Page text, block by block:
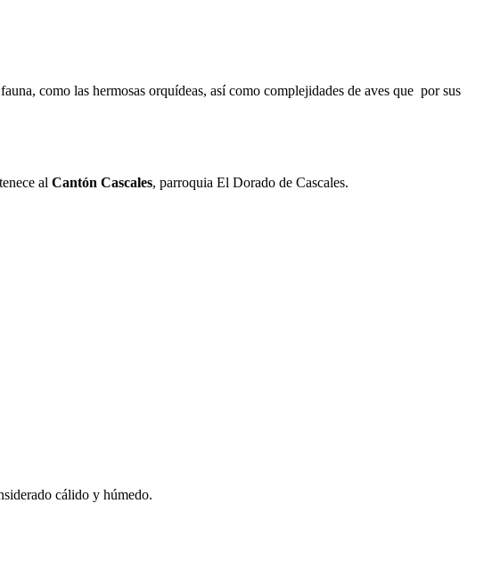
como las hermosas orquídeas, así como complejidades de aves que por sus
al Cantón Cascales, parroquia El Dorado de Cascales.
cálido y húmedo.